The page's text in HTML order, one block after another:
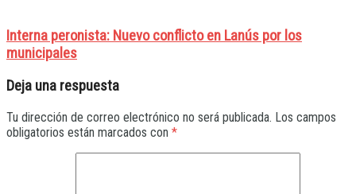
Interna peronista: Nuevo conflicto en Lanús por los
municipales
Deja una respuesta
Tu dirección de correo electrónico no será publicada. Los campos
obligatorios están marcados con *